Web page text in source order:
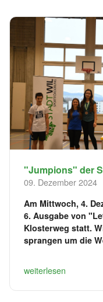
"Jumpions" der
09. Dezember 2024
Am Mittwoch, 4.
6. Ausgabe von
Klosterweg statt.
sprangen um die
weiterlesen